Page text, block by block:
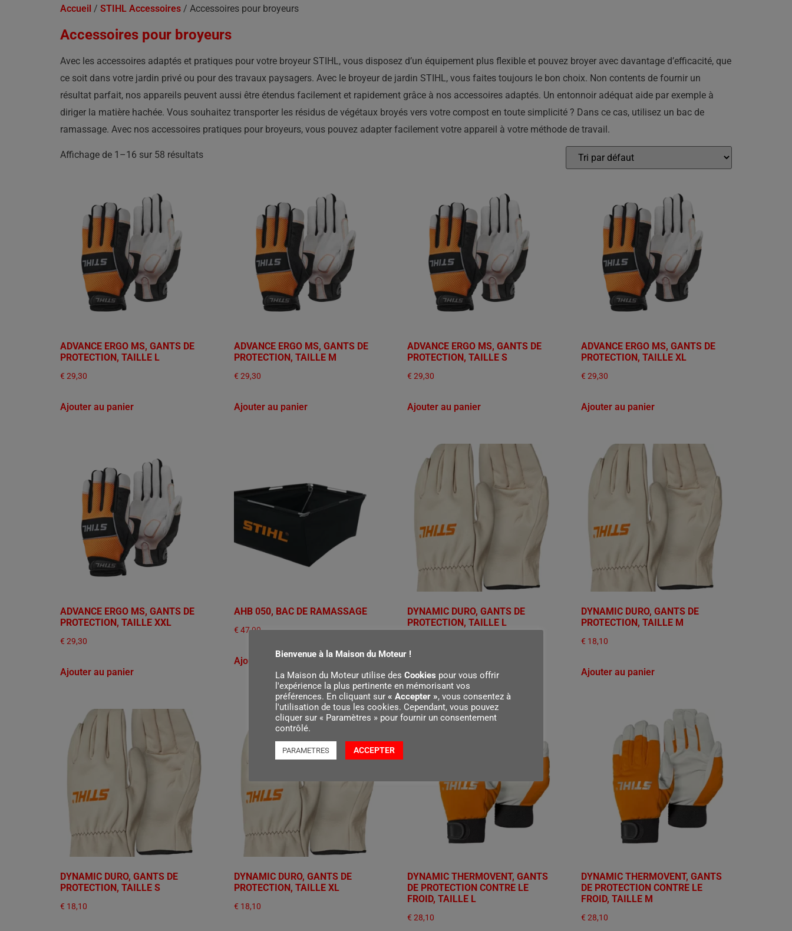
Accueil / STIHL Accessoires / Accessoires pour broyeurs
Accessoires pour broyeurs
Avec les accessoires adaptés et pratiques pour votre broyeur STIHL, vous disposez d’un équipement plus flexible et pouvez broyer avec davantage d’efficacité, que
ce soit dans votre jardin privé ou pour des travaux paysagers. Avec le broyeur de jardin STIHL, vous faites toujours le bon choix. Non contents de fournir un
résultat parfait, nos appareils peuvent aussi être étendus facilement et rapidement grâce à nos accessoires adaptés. Un entonnoir adéquat aide par exemple à
diriger la matière hachée. Vous souhaitez transporter les résidus de végétaux broyés vers votre compost en toute simplicité ? Dans ce cas, utilisez un bac de
ramassage. Avec nos accessoires pratiques pour broyeurs, vous pouvez adapter facilement votre appareil à votre méthode de travail.
Affichage de 1–16 sur 58 résultats
ADVANCE ERGO MS, GANTS DE
PROTECTION, TAILLE L
€ 29,30
Ajouter au panier
ADVANCE ERGO MS, GANTS DE
PROTECTION, TAILLE M
€ 29,30
Ajouter au panier
ADVANCE ERGO MS, GANTS DE
PROTECTION, TAILLE S
€ 29,30
Ajouter au panier
ADVANCE ERGO MS, GANTS DE
PROTECTION, TAILLE XL
€ 29,30
Ajouter au panier
ADVANCE ERGO MS, GANTS DE
PROTECTION, TAILLE XXL
€ 29,30
Ajouter au panier
AHB 050, BAC DE RAMASSAGE
€ 47,90
Ajouter au panier
DYNAMIC DURO, GANTS DE
PROTECTION, TAILLE L
Ajouter au panier
DYNAMIC DURO, GANTS DE
PROTECTION, TAILLE M
€ 18,10
Ajouter au panier
DYNAMIC DURO, GANTS DE
PROTECTION, TAILLE S
€ 18,10
DYNAMIC DURO, GANTS DE
PROTECTION, TAILLE XL
€ 18,10
DYNAMIC THERMOVENT, GANTS
DE PROTECTION CONTRE LE
FROID, TAILLE L
€ 28,10
DYNAMIC THERMOVENT, GANTS
DE PROTECTION CONTRE LE
FROID, TAILLE M
€ 28,10
Bienvenue à la Maison du Moteur !
La Maison du Moteur utilise des Cookies pour vous offrir
l'expérience la plus pertinente en mémorisant vos
préférences. En cliquant sur « Accepter », vous consentez à
l'utilisation de tous les cookies. Cependant, vous pouvez
cliquer sur « Paramètres » pour fournir un consentement
contrôlé.
PARAMETRES ACCEPTER